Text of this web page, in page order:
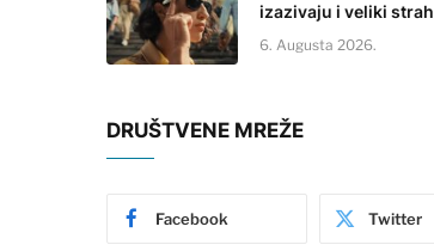
izazivaju i veliki strah
6. Augusta 2026.
DRUŠTVENE MREŽE
Facebook Twitter